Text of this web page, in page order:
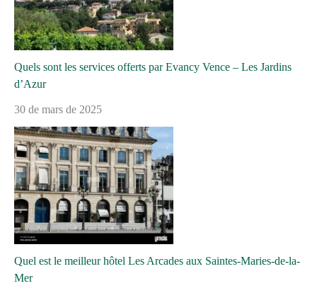
Quels sont les services offerts par Evancy Vence – Les Jardins
d’Azur
30 de mars de 2025
Quel est le meilleur hôtel Les Arcades aux Saintes-Maries-de-la-
Mer